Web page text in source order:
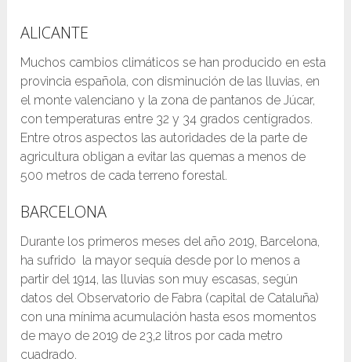
ALICANTE
Muchos cambios climáticos se han producido en esta
provincia española, con disminución de las lluvias, en
el monte valenciano y la zona de pantanos de Júcar,
con temperaturas entre 32 y 34 grados centígrados.
Entre otros aspectos las autoridades de la parte de
agricultura obligan a evitar las quemas a menos de
500 metros de cada terreno forestal.
BARCELONA
Durante los primeros meses del año 2019, Barcelona,
ha sufrido la mayor sequía desde por lo menos a
partir del 1914, las lluvias son muy escasas, según
datos del Observatorio de Fabra (capital de Cataluña)
con una mínima acumulación hasta esos momentos
de mayo de 2019 de 23,2 litros por cada metro
cuadrado.